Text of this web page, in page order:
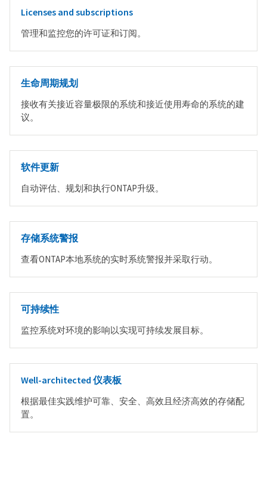
Licenses and subscriptions
管理和监控您的许可证和订阅。
生命周期规划
接收有关接近容量极限的系统和接近使用寿命的系统的建
议。
软件更新
自动评估、规划和执行ONTAP升级。
存储系统警报
查看ONTAP本地系统的实时系统警报并采取行动。
可持续性
监控系统对环境的影响以实现可持续发展目标。
Well-architected 仪表板
根据最佳实践维护可靠、安全、高效且经济高效的存储配
置。